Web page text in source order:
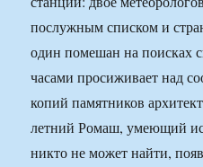
послужным списком и
один помешан на поисках
часами просиживает над
копий памятников
летний Ромаш, умеющий
никто не может найти,